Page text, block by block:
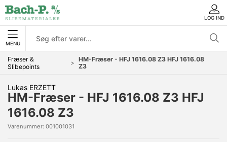
LOG IND
MENU
Fræser &
Slibepoints
HM-Fræser - HFJ 1616.08 Z3 HFJ 1616.08
Z3
Lukas ERZETT
HM-Fræser - HFJ 1616.08 Z3 HFJ
1616.08 Z3
Varenummer: 001001031